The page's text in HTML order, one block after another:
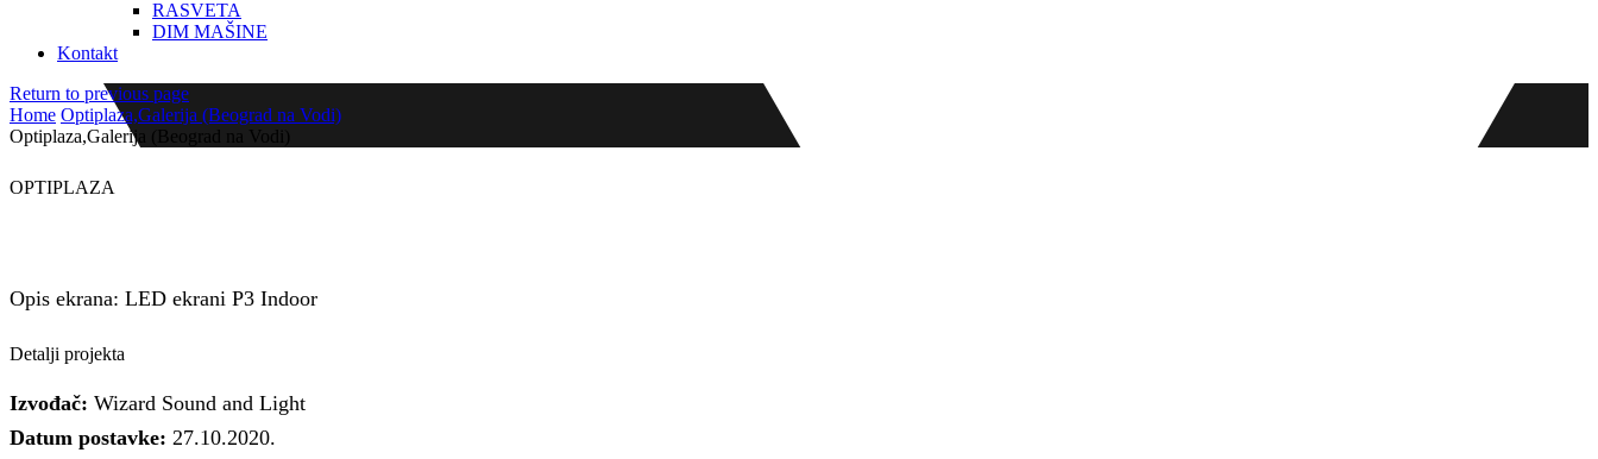
RASVETA
DIM MAŠINE
Kontakt
Return to previous page
Home Optiplaza,Galerija (Beograd na Vodi)
Optiplaza,Galerija (Beograd na Vodi)
OPTIPLAZA
Opis ekrana: LED ekrani P3 Indoor
Detalji projekta
Izvođač: Wizard Sound and Light
Datum postavke: 27.10.2020.